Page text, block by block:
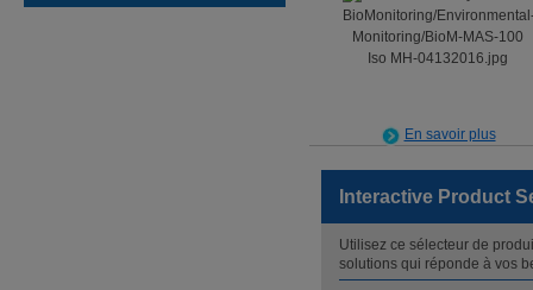
En savoir plus
Interactive Product
Utilisez ce sélecteur de
solutions qui réponde à vos